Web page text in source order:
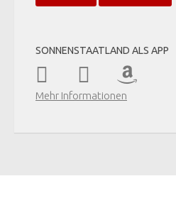
SONNENSTAATLAND ALS APP
Mehr Informationen